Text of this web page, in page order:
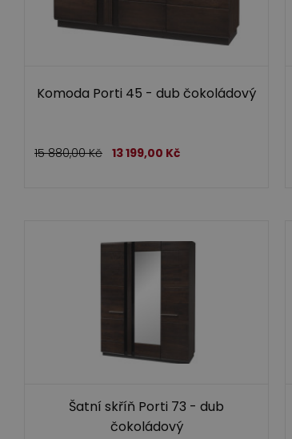
Komoda Porti 45 - dub čokoládový
15 880,00Kč 13 199,00 Kč
Šatní skříň Porti 73 - dub
čokoládový